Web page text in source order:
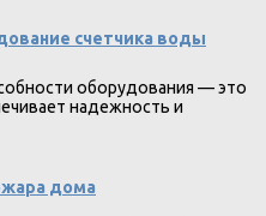
счетчика воды
оборудования — это
надежность и
дома